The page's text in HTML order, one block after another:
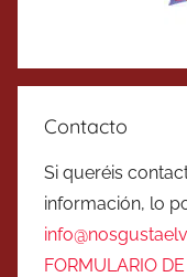
Contacto
Si queréis
información, lo
FORMULARIO